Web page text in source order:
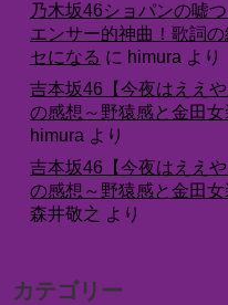
乃木坂46ショパンの嘘
エンサー的神曲！歌詞
セになる に himura より
吉本坂46【今夜はええ
の感想～野猿感と金田女
himura より
吉本坂46【今夜はええ
の感想～野猿感と金田女
森井敬之 より
カテゴリー